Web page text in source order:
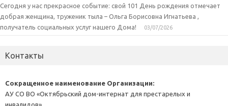
Сегодня у нас прекрасное событие: свой 101 День рождения отмечает
добрая женщина, труженик тыла – Ольга Борисовна Игнатьева ,
получатель социальных услуг нашего Дома!
03/07/2026
Контакты
Сокращенное наименование Организации:
АУ СО ВО «Октябрьский дом-интернат для престарелых и
инвалидов»